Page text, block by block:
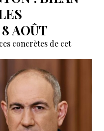
AOÛT
concrètes de cet